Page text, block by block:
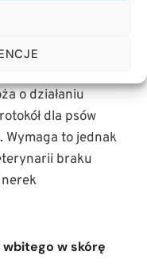
o działaniu
dla psów
to jednak
braku
wbitego w skórę